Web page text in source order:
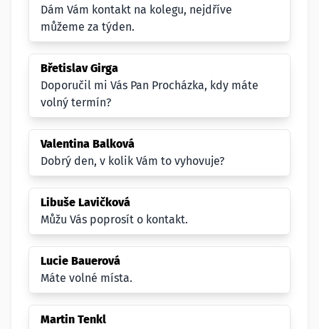
Dám Vám kontakt na kolegu, nejdříve
můžeme za týden.
Břetislav Girga
Doporučil mi Vás Pan Procházka, kdy máte
volný termín?
Valentina Balková
Dobrý den, v kolik Vám to vyhovuje?
Libuše Lavičková
Můžu Vás poprosít o kontakt.
Lucie Bauerová
Máte volné místa.
Martin Tenkl